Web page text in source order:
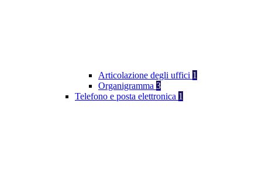
Articolazione degli uffici 1
Organigramma 3
Telefono e posta elettronica 1